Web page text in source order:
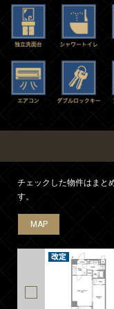
チェックした物件はまと
す。
MAP
MAP